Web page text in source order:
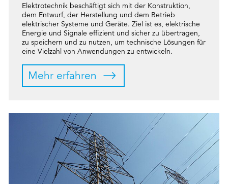
Elektrotechnik beschäftigt sich mit der Konstruktion,
dem Entwurf, der Herstellung und dem Betrieb
elektrischer Systeme und Geräte. Ziel ist es, elektrische
Energie und Signale effizient und sicher zu übertragen,
zu speichern und zu nutzen, um technische Lösungen für
eine Vielzahl von Anwendungen zu entwickeln.
Mehr erfahren